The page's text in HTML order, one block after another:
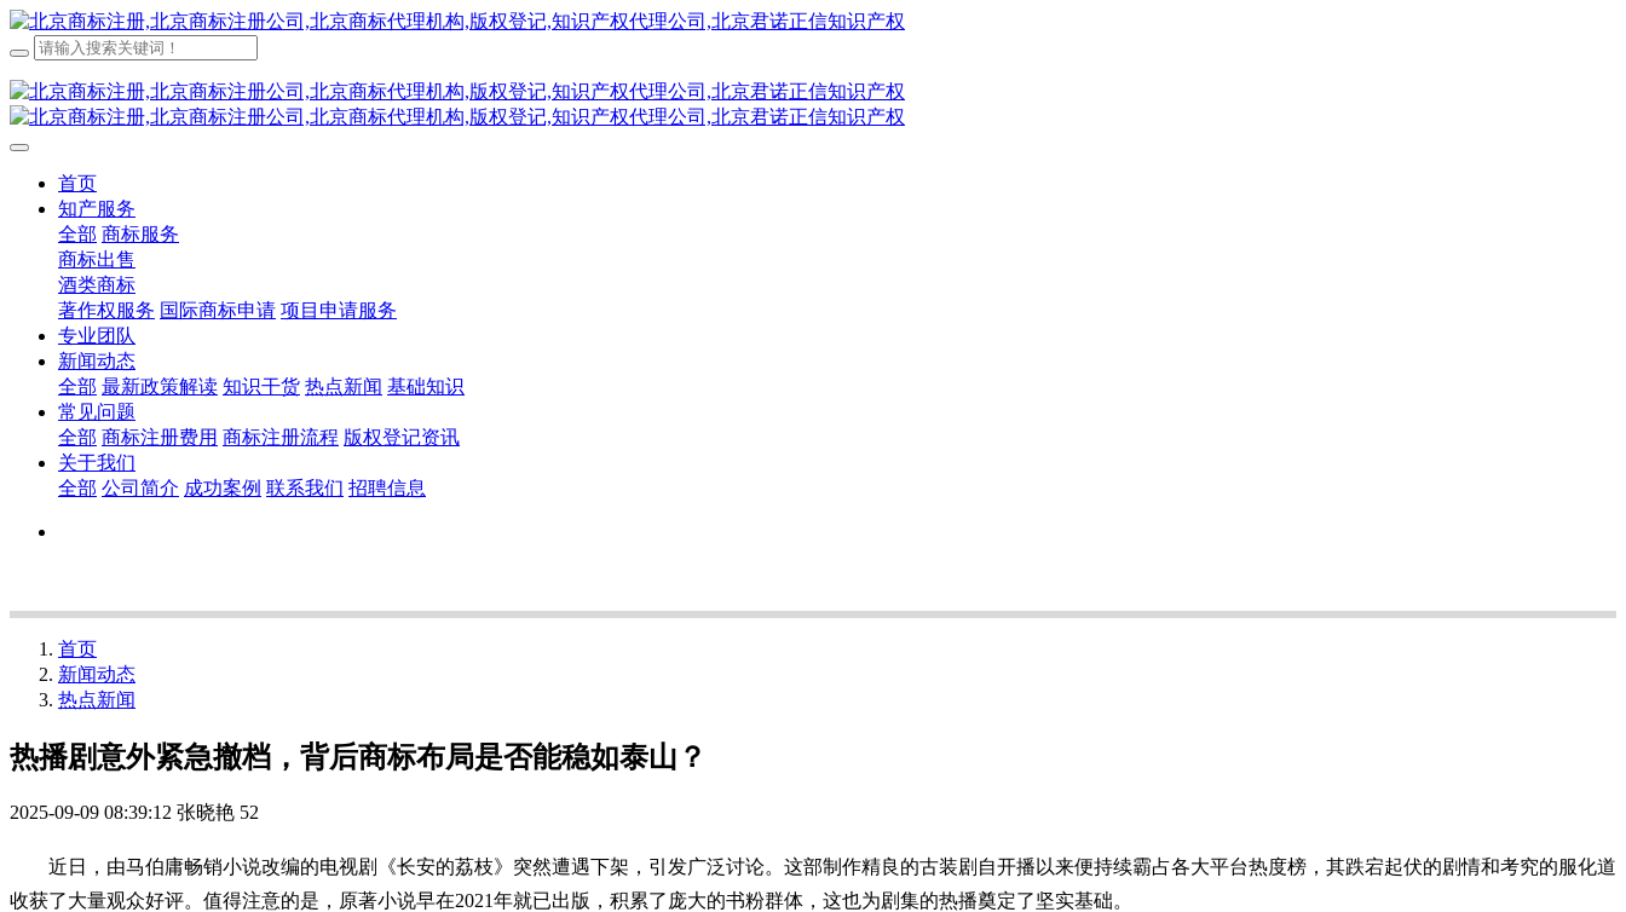
首页
知产服务
全部 商标服务
商标出售
酒类商标
著作权服务 国际商标申请 项目申请服务
专业团队
新闻动态
全部 最新政策解读 知识干货 热点新闻 基础知识
常见问题
全部 商标注册费用 商标注册流程 版权登记资讯
关于我们
全部 公司简介 成功案例 联系我们 招聘信息
首页
新闻动态
热点新闻
热播剧意外紧急撤档，背后商标布局是否能稳如泰山？
2025-09-09 08:39:12 张晓艳 52
近日，由马伯庸畅销小说改编的电视剧《长安的荔枝》突然遭遇下架，引发广泛讨论。这部制作精良的古装剧自开播以来便持续霸占各大平台热度榜，其跌宕起伏的剧情和考究的服化道
收获了大量观众好评。值得注意的是，原著小说早在2021年就已出版，积累了庞大的书粉群体，这也为剧集的热播奠定了坚实基础。